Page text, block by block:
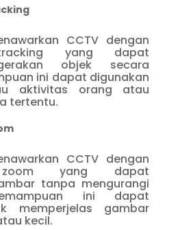
CCTV dengan
yang dapat
objek secara
ini dapat digunakan
aktivitas orang atau
tertentu.
CCTV dengan
zoom yang dapat
tanpa mengurangi
ini dapat
memperjelas gambar
kecil.